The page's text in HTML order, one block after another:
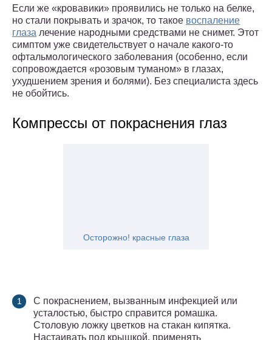
Если же «кровавики» проявились не только на белке,
но стали покрывать и зрачок, то такое воспаление
глаза лечение народными средствами не снимет. Этот
симптом уже свидетельствует о начале какого-то
офтальмологического заболевания (особенно, если
сопровождается «розовым туманом» в глазах,
ухудшением зрения и болями). Без специалиста здесь
не обойтись.
Компрессы от покраснения глаз
Осторожно! красные глаза
С покраснением, вызванным инфекцией или
усталостью, быстро справится ромашка.
Столовую ложку цветков на стакан кипятка.
Настаивать под крышкой, применять